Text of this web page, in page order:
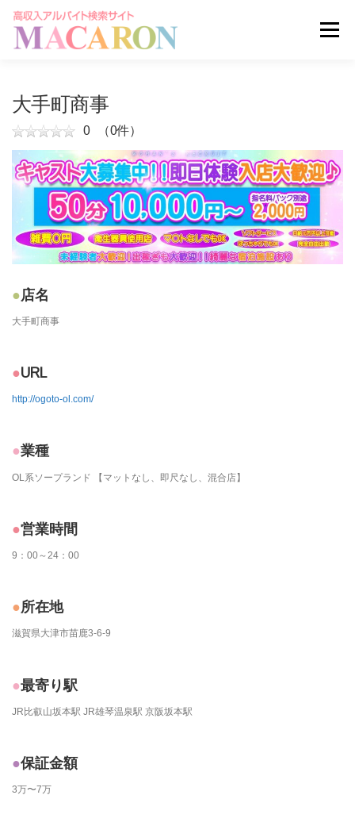
メニュー
掲載申し込みはこちら
大手町商事
0 （0件）
店名
大手町商事
URL
http://ogoto-ol.com/
業種
OL系ソープランド 【マットなし、即尺なし、混合店】
営業時間
9：00～24：00
所在地
滋賀県大津市苗鹿3-6-9
最寄り駅
JR比叡山坂本駅 JR雄琴温泉駅 京阪坂本駅
保証金額
3万〜7万